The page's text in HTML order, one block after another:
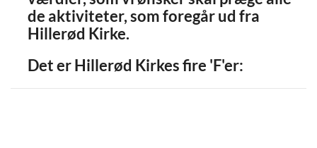
de aktiviteter, som foregår ud fra
Hillerød Kirke.
Det er Hillerød Kirkes fire 'F'er: